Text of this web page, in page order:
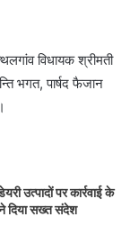
विधायक श्रीमती
भगत, पार्षद फैजान
उत्पादों पर कार्रवाई के
दिया सख्त संदेश